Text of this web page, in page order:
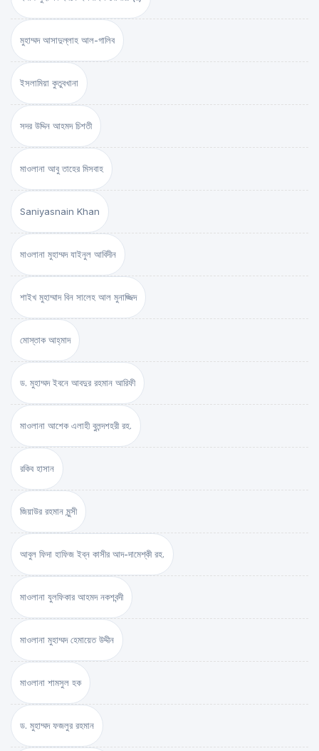
মুহাম্মদ আসাদুল্লাহ আল-গালিব
ইসলামিয়া কুতুবখানা
সদর উদ্দিন আহমদ চিশতী
মাওলানা আবু তাহের মিসবাহ
Saniyasnain Khan
মাওলানা মুহাম্মদ যাইনুল আবিদীন
শাইখ মুহাম্মাদ বিন সালেহ আল মুনাজ্জিদ
মোস্তাক আহ্‌মাদ
ড. মুহাম্মদ ইবনে আবদুর রহমান আরিফী
মাওলানা আশেক এলাহী বুলন্দশহরী রহ.
রকিব হাসান
জিয়াউর রহমান মুন্সী
আবুল ফিদা হাফিজ ইব্‌ন কাসীর আদ-দামেশ্‌কী রহ.
মাওলানা যুলফিকার আহমদ নকশবন্দী
মাওলানা মুহাম্মদ হেমায়েত উদ্দীন
মাওলানা শামসুল হক
ড. মুহাম্মদ ফজলুর রহমান